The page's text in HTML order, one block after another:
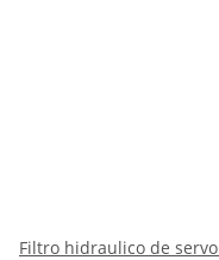
Filtro hidraulico de